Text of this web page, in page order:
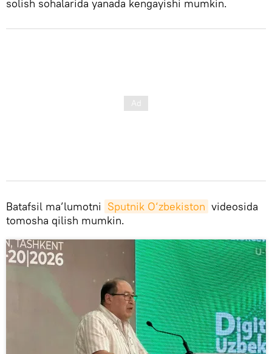
solish sohalarida yanada kengayishi mumkin.
Batafsil ma’lumotni Sputnik O‘zbekiston videosida
tomosha qilish mumkin.